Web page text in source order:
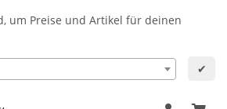
um Preise und Artikel für deinen
✔